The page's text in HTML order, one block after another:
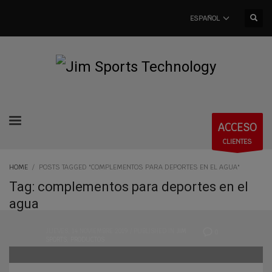
ESPAÑOL
ACCESO
CLIENTES
HOME POSTS TAGGED "COMPLEMENTOS PARA DEPORTES EN EL AGUA"
Tag: complementos para deportes en el
agua